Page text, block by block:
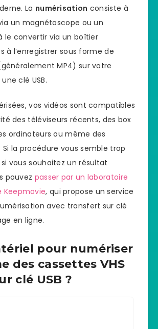
La numérisation consiste à
un magnétoscope ou un
le convertir via un boîtier
à l’enregistrer sous forme de
MP4) sur votre
clé USB.
vos vidéos sont compatibles
des téléviseurs récents, des box
ordinateurs ou même des
la procédure vous semble trop
vous souhaitez un résultat
pouvez passer par un laboratoire
Keepmovie, qui propose un service
avec transfert sur clé
en ligne.
pour numériser
des cassettes VHS
clé USB ?